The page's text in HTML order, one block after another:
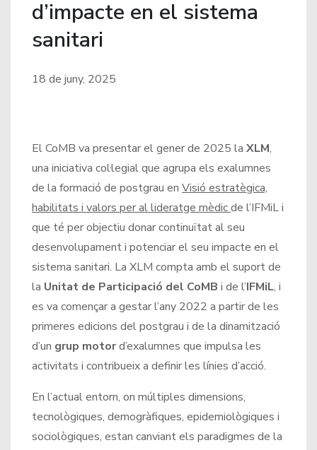
d’impacte en el sistema
sanitari
18 de juny, 2025
El CoMB va presentar el gener de 2025 la XLM,
una iniciativa col·legial que agrupa els exalumnes
de la formació de postgrau en Visió estratègica,
habilitats i valors per al lideratge mèdicde l’IFMiL i
que té per objectiu donar continuïtat al seu
desenvolupament i potenciar el seu impacte en el
sistema sanitari. La XLM compta amb el suport de
la Unitat de Participació del CoMB i de l’IFMiL, i
es va començar a gestar l’any 2022 a partir de les
primeres edicions del postgrau i de la dinamització
d’un grup motord’exalumnes que impulsa les
activitats i contribueix a definir les línies d’acció.
En l’actual entorn, on múltiples dimensions,
tecnològiques, demogràfiques, epidemiològiques i
sociològiques, estan canviant els paradigmes de la